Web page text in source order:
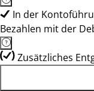
In der
Bezahlen mit der
Zusätzliches